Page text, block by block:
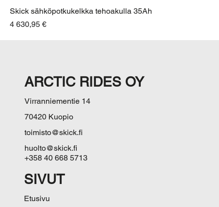
Skick sähköpotkukelkka tehoakulla 35Ah
Hinta
4 630,95 €
ARCTIC RIDES OY
Virranniementie 14
70420 Kuopio
toimisto@skick.fi
huolto@skick.fi
+358 40 668 5713
SIVUT
Etusivu